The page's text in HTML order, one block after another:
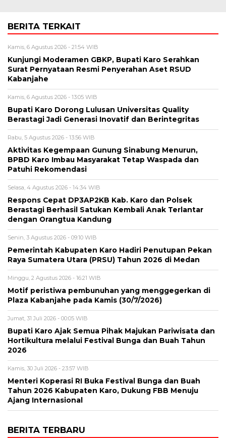
BERITA TERKAIT
Kamis, 6 Agustus 2026 - 21:54 WIB
Kunjungi Moderamen GBKP, Bupati Karo Serahkan
Surat Pernyataan Resmi Penyerahan Aset RSUD
Kabanjahe
Kamis, 6 Agustus 2026 - 13:05 WIB
Bupati Karo Dorong Lulusan Universitas Quality
Berastagi Jadi Generasi Inovatif dan Berintegritas
Rabu, 5 Agustus 2026 - 13:56 WIB
Aktivitas Kegempaan Gunung Sinabung Menurun,
BPBD Karo Imbau Masyarakat Tetap Waspada dan
Patuhi Rekomendasi
Selasa, 4 Agustus 2026 - 14:34 WIB
Respons Cepat DP3AP2KB Kab. Karo dan Polsek
Berastagi Berhasil Satukan Kembali Anak Terlantar
dengan Orangtua Kandung
Senin, 3 Agustus 2026 - 09:10 WIB
Pemerintah Kabupaten Karo Hadiri Penutupan Pekan
Raya Sumatera Utara (PRSU) Tahun 2026 di Medan
Minggu, 2 Agustus 2026 - 16:21 WIB
Motif peristiwa pembunuhan yang menggegerkan di
Plaza Kabanjahe pada Kamis (30/7/2026)
Jumat, 31 Juli 2026 - 00:05 WIB
Bupati Karo Ajak Semua Pihak Majukan Pariwisata dan
Hortikultura melalui Festival Bunga dan Buah Tahun
2026
Kamis, 30 Juli 2026 - 23:57 WIB
Menteri Koperasi RI Buka Festival Bunga dan Buah
Tahun 2026 Kabupaten Karo, Dukung FBB Menuju
Ajang Internasional
BERITA TERBARU